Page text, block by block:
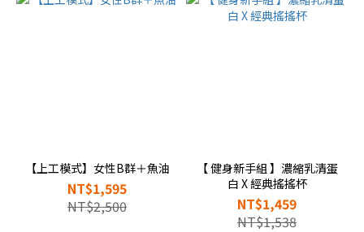
【上工模式】女性B群＋魚油
NT$1,595
NT$2,500
【 健身新手組 】濃縮乳清蛋
白 X 經典搖搖杯
NT$1,459
NT$1,538